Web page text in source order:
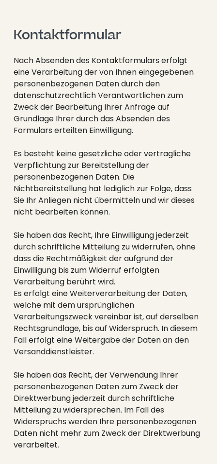
Kontaktformular
Nach Absenden des Kontaktformulars erfolgt
eine Verarbeitung der von Ihnen eingegebenen
personenbezogenen Daten durch den
datenschutzrechtlich Verantwortlichen zum
Zweck der Bearbeitung Ihrer Anfrage auf
Grundlage Ihrer durch das Absenden des
Formulars erteilten Einwilligung.
Es besteht keine gesetzliche oder vertragliche
Verpflichtung zur Bereitstellung der
personenbezogenen Daten. Die
Nichtbereitstellung hat lediglich zur Folge, dass
Sie Ihr Anliegen nicht übermitteln und wir dieses
nicht bearbeiten können.
Sie haben das Recht, Ihre Einwilligung jederzeit
durch schriftliche Mitteilung zu widerrufen, ohne
dass die Rechtmäßigkeit der aufgrund der
Einwilligung bis zum Widerruf erfolgten
Verarbeitung berührt wird.
Es erfolgt eine Weiterverarbeitung der Daten,
welche mit dem ursprünglichen
Verarbeitungszweck vereinbar ist, auf derselben
Rechtsgrundlage, bis auf Widerspruch. In diesem
Fall erfolgt eine Weitergabe der Daten an den
Versanddienstleister.
Sie haben das Recht, der Verwendung Ihrer
personenbezogenen Daten zum Zweck der
Direktwerbung jederzeit durch schriftliche
Mitteilung zu widersprechen. Im Fall des
Widerspruchs werden Ihre personenbezogenen
Daten nicht mehr zum Zweck der Direktwerbung
verarbeitet.